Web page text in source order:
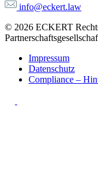
info@eckert.law
© 2026 ECKERT
Impressum
Datenschutz
Compliance –